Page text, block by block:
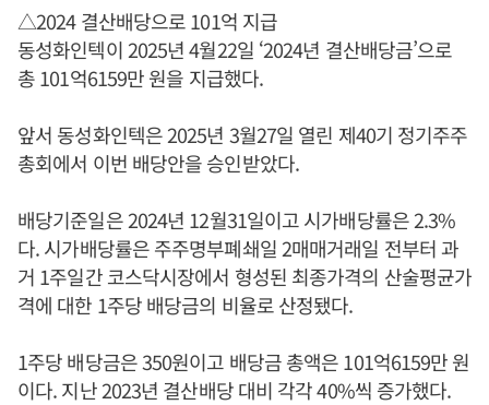
△2024 결산배당으로 101억 지급
동성화인텍이 2025년 4월22일 ‘2024년 결산배당금’으로
총 101억6159만 원을 지급했다.
앞서 동성화인텍은 2025년 3월27일 열린 제40기 정기주주
총회에서 이번 배당안을 승인받았다.
배당기준일은 2024년 12월31일이고 시가배당률은 2.3%
다. 시가배당률은 주주명부폐쇄일 2매매거래일 전부터 과
거 1주일간 코스닥시장에서 형성된 최종가격의 산술평균가
격에 대한 1주당 배당금의 비율로 산정됐다.
1주당 배당금은 350원이고 배당금 총액은 101억6159만 원
이다. 지난 2023년 결산배당 대비 각각 40%씩 증가했다.